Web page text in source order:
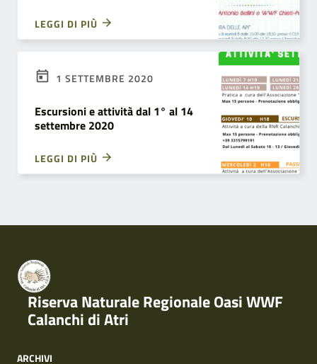
LEGGI DI PIÙ
1 SETTEMBRE 2020
Escursioni e attività dal 1° al 14
settembre 2020
LEGGI DI PIÙ
Riserva Naturale Regionale Oasi WWF
Calanchi di Atri
ARCHIVI